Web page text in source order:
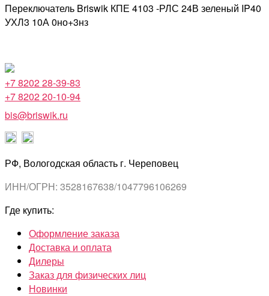
Переключатель Briswik КПЕ 4103 -РЛС 24В зеленый IP40
УХЛ3 10А 0но+3нз
+7 8202 28-39-83
+7 8202 20-10-94
bis@briswik.ru
РФ, Вологодская область г. Череповец
ИНН/ОГРН: 3528167638/1047796106269
Где купить:
Оформление заказа
Доставка и оплата
Дилеры
Заказ для физических лиц
Новинки